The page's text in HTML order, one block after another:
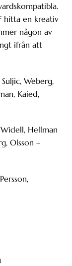
hitta en kreativ
någon av
ifrån att
Weberg,
Kaied,
Hellman
Olsson –